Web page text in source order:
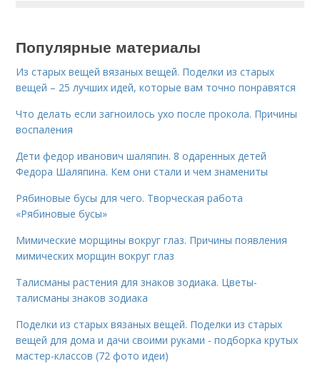
Популярные материалы
Из старых вещей вязаных вещей. Поделки из старых
вещей – 25 лучших идей, которые вам точно понравятся
Что делать если загноилось ухо после прокола. Причины
воспаления
Дети федор иванович шаляпин. 8 одаренных детей
Федора Шаляпина. Кем они стали и чем знамениты
Рябиновые бусы для чего. Творческая работа
«Рябиновые бусы»
Мимические морщины вокруг глаз. Причины появления
мимических морщин вокруг глаз
Талисманы растения для знаков зодиака. Цветы-
талисманы знаков зодиака
Поделки из старых вязаных вещей. Поделки из старых
вещей для дома и дачи своими руками - подборка крутых
мастер-классов (72 фото идеи)